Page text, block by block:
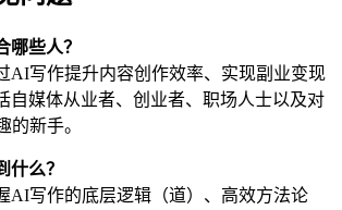
哪些人？
AI写作提升内容创作效率、实现副业变现
自媒体从业者、创业者、职场人士以及对
的新手。
什么？
AI写作的底层逻辑（道）、高效方法论